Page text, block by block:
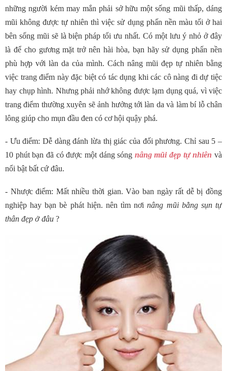
những người kém may mắn phải sở hữu một sống mũi thấp, dáng
mũi không được tự nhiên thì việc sử dụng phấn nền màu tối ở hai
bên sống mũi sẽ là biện pháp tối ưu nhất. Có một lưu ý nhỏ ở đây
là để cho gương mặt trở nên hài hòa, bạn hãy sử dụng phấn nền
phù hợp với làn da của mình. Cách nâng mũi đẹp tự nhiên bằng
việc trang điểm này đặc biệt có tác dụng khi các cô nàng đi dự tiệc
hay chụp hình. Nhưng phải nhớ không được lạm dụng quá, vì việc
trang điểm thường xuyên sẽ ảnh hưởng tới làn da và làm bí lỗ chân
lông giúp cho mụn đầu đen có cơ hội quậy phá.
- Ưu điểm: Dễ dàng đánh lừa thị giác của đối phương. Chỉ sau 5 –
10 phút bạn đã có được một dáng sóng nâng mũi đẹp tự nhiên và
nổi bật bất cứ đâu.
- Nhược điểm: Mất nhiều thời gian. Vào ban ngày rất dễ bị đồng
nghiệp hay bạn bè phát hiện. nên tìm nơi nâng mũi bằng sụn tự
thân đẹp ở đâu ?